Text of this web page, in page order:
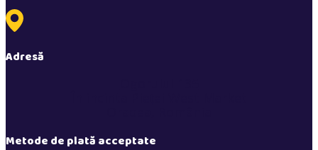
Adresă
Metode de plată acceptate